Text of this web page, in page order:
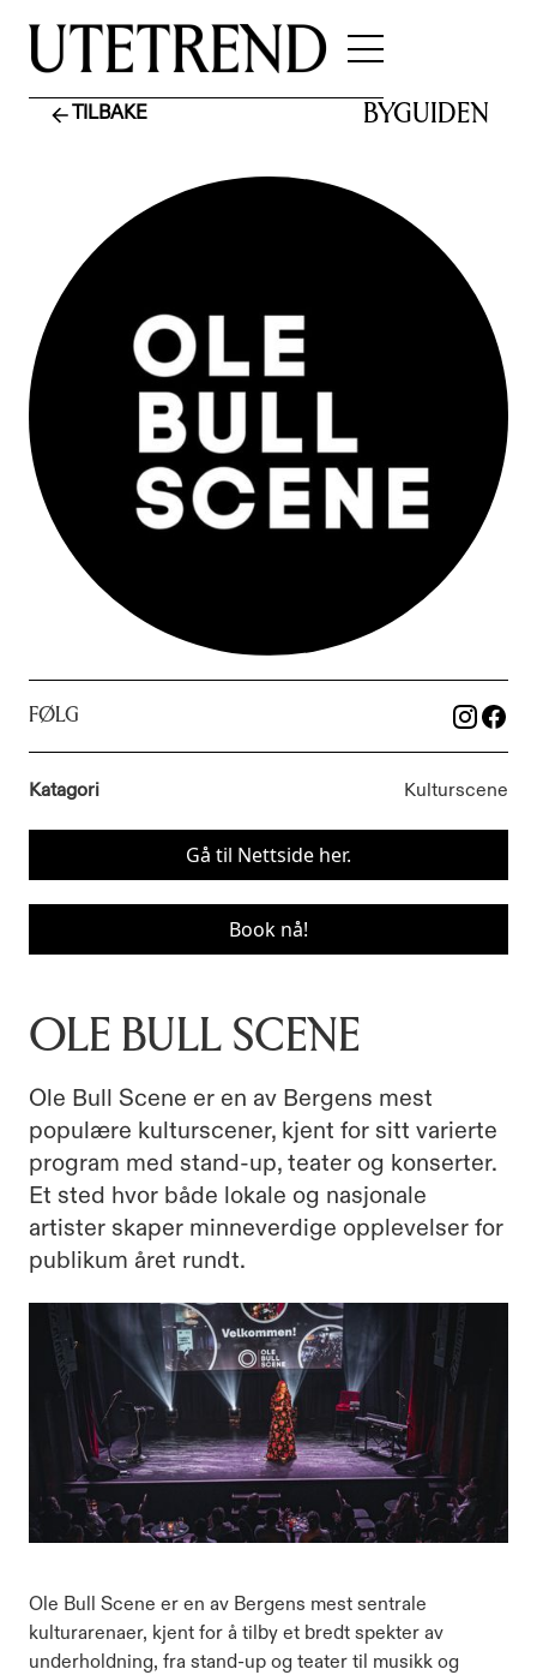
TILBAKE BYGUIDEN
FØLG
Katagori Kulturscene
Gå til Nettside her.
Book nå!
OLE BULL SCENE
Ole Bull Scene er en av Bergens mest
populære kulturscener, kjent for sitt varierte
program med stand-up, teater og konserter.
Et sted hvor både lokale og nasjonale
artister skaper minneverdige opplevelser for
publikum året rundt.
Ole Bull Scene er en av Bergens mest sentrale
kulturarenaer, kjent for å tilby et bredt spekter av
underholdning, fra stand-up og teater til musikk og